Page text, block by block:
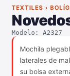
TEXTILES ›
Modelo: A2327
Mochila
laterales de
su bolsa